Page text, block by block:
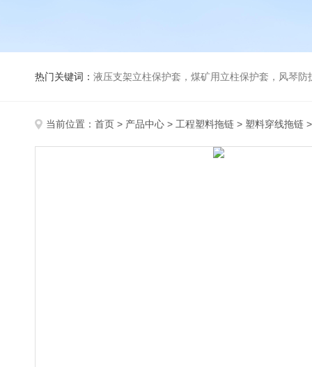
热门关键词： 液压支架立柱保护套，煤矿用立柱保护套，风琴
当前位置： 首页 > 产品中心 > 工程塑料拖链 > 塑料穿线拖链